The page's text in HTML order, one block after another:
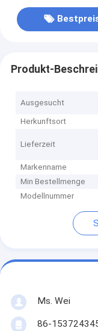
Produkt-
Ausgesucht
Herkunftsort
Lieferzeit
Markenname
Min Bestellmenge
Modellnummer
Ms. Wei
86-